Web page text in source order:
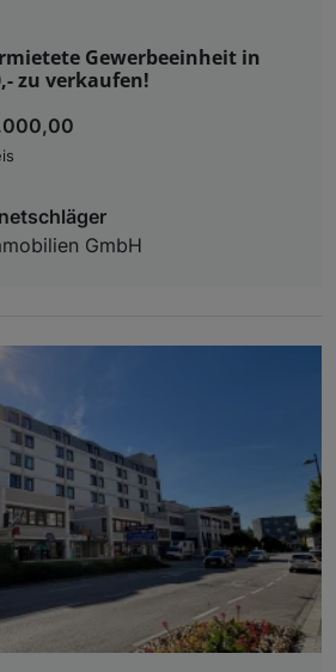
Gewerbeeinheit in
zu verkaufen!
GmbH